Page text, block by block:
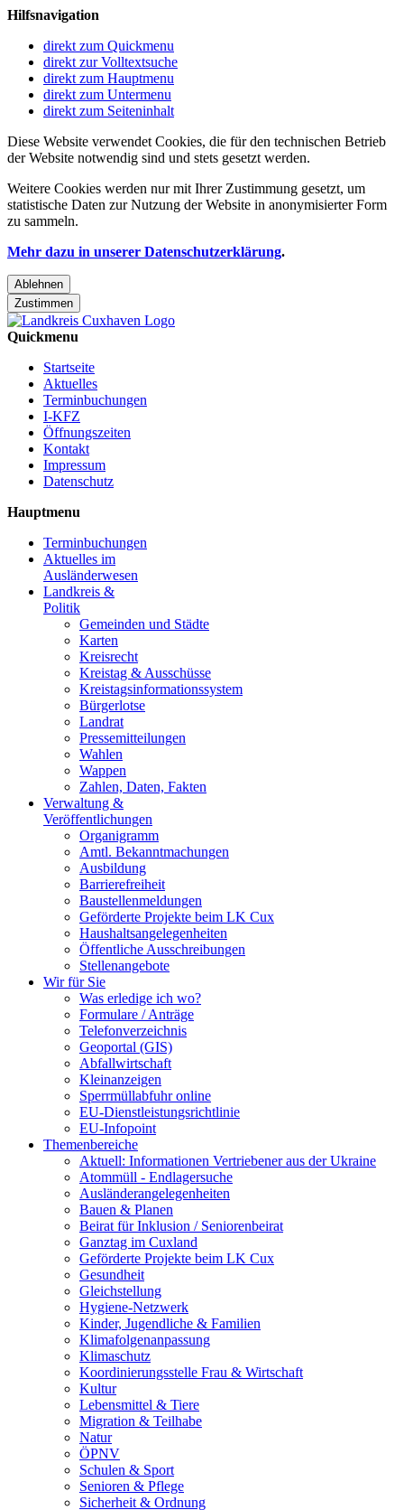
Hilfsnavigation
direkt zum Quickmenu
direkt zur Volltextsuche
direkt zum Hauptmenu
direkt zum Untermenu
direkt zum Seiteninhalt
Diese Website verwendet Cookies, die für den technischen Betrieb
der Website notwendig sind und stets gesetzt werden.
Weitere Cookies werden nur mit Ihrer Zustimmung gesetzt, um
statistische Daten zur Nutzung der Website in anonymisierter Form
zu sammeln.
Mehr dazu in unserer Datenschutzerklärung.
Ablehnen
Zustimmen
Quickmenu
Startseite
Aktuelles
Terminbuchungen
I-KFZ
Öffnungszeiten
Kontakt
Impressum
Datenschutz
Hauptmenu
Terminbuchungen
Aktuelles im
Ausländerwesen
Landkreis &
Politik
Gemeinden und Städte
Karten
Kreisrecht
Kreistag & Ausschüsse
Kreistagsinformationssystem
Bürgerlotse
Landrat
Pressemitteilungen
Wahlen
Wappen
Zahlen, Daten, Fakten
Verwaltung &
Veröffentlichungen
Organigramm
Amtl. Bekanntmachungen
Ausbildung
Barrierefreiheit
Baustellenmeldungen
Geförderte Projekte beim LK Cux
Haushaltsangelegenheiten
Öffentliche Ausschreibungen
Stellenangebote
Wir für Sie
Was erledige ich wo?
Formulare / Anträge
Telefonverzeichnis
Geoportal (GIS)
Abfallwirtschaft
Kleinanzeigen
Sperrmüllabfuhr online
EU-Dienstleistungsrichtlinie
EU-Infopoint
Themenbereiche
Aktuell: Informationen Vertriebener aus der Ukraine
Atommüll - Endlagersuche
Ausländerangelegenheiten
Bauen & Planen
Beirat für Inklusion / Seniorenbeirat
Ganztag im Cuxland
Geförderte Projekte beim LK Cux
Gesundheit
Gleichstellung
Hygiene-Netzwerk
Kinder, Jugendliche & Familien
Klimafolgenanpassung
Klimaschutz
Koordinierungsstelle Frau & Wirtschaft
Kultur
Lebensmittel & Tiere
Migration & Teilhabe
Natur
ÖPNV
Schulen & Sport
Senioren & Pflege
Sicherheit & Ordnung